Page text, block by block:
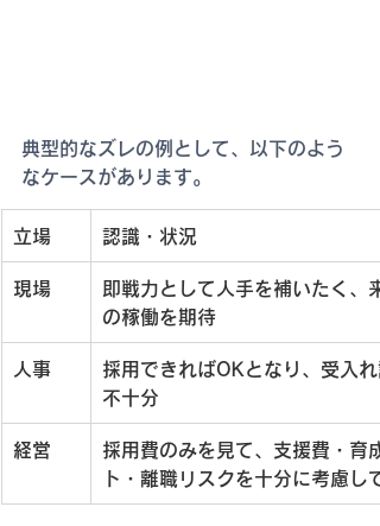
典型的なズレの例として、以下のよう
なケースがあります。
立場 認識・状況
現場
即戦力として人手を補いたく、
の稼働を期待
人事
採用できればOKとなり、受入れ
不十分
経営
採用費のみを見て、支援費・育
ト・離職リスクを十分に考慮し